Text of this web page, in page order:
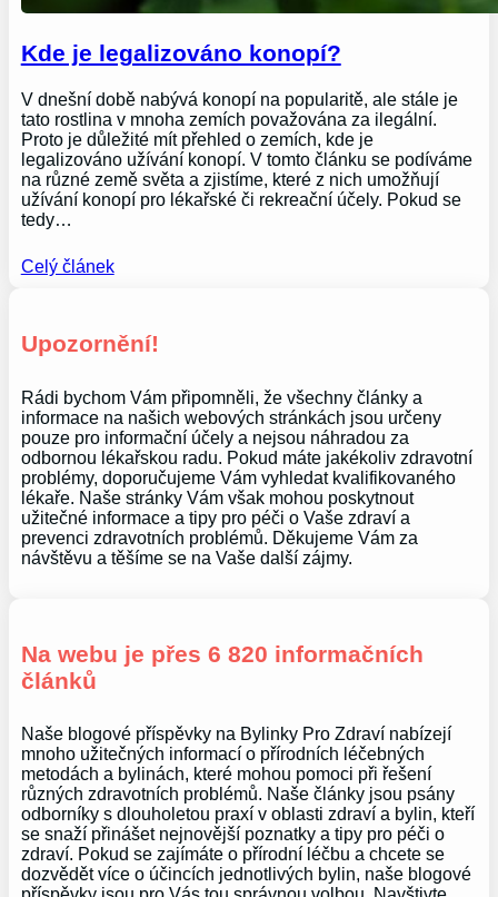
Kde je legalizováno konopí?
V dnešní době nabývá konopí na popularitě, ale stále je
tato rostlina v mnoha zemích považována za ilegální.
Proto je důležité mít přehled o zemích, kde je
legalizováno užívání konopí. V tomto článku se podíváme
na různé země světa a zjistíme, které z nich umožňují
užívání konopí pro lékařské či rekreační účely. Pokud se
tedy…
Celý článek
Upozornění!
Rádi bychom Vám připomněli, že všechny články a
informace na našich webových stránkách jsou určeny
pouze pro informační účely a nejsou náhradou za
odbornou lékařskou radu. Pokud máte jakékoliv zdravotní
problémy, doporučujeme Vám vyhledat kvalifikovaného
lékaře. Naše stránky Vám však mohou poskytnout
užitečné informace a tipy pro péči o Vaše zdraví a
prevenci zdravotních problémů. Děkujeme Vám za
návštěvu a těšíme se na Vaše další zájmy.
Na webu je přes 6 820 informačních
článků
Naše blogové příspěvky na Bylinky Pro Zdraví nabízejí
mnoho užitečných informací o přírodních léčebných
metodách a bylinách, které mohou pomoci při řešení
různých zdravotních problémů. Naše články jsou psány
odborníky s dlouholetou praxí v oblasti zdraví a bylin, kteří
se snaží přinášet nejnovější poznatky a tipy pro péči o
zdraví. Pokud se zajímáte o přírodní léčbu a chcete se
dozvědět více o účincích jednotlivých bylin, naše blogové